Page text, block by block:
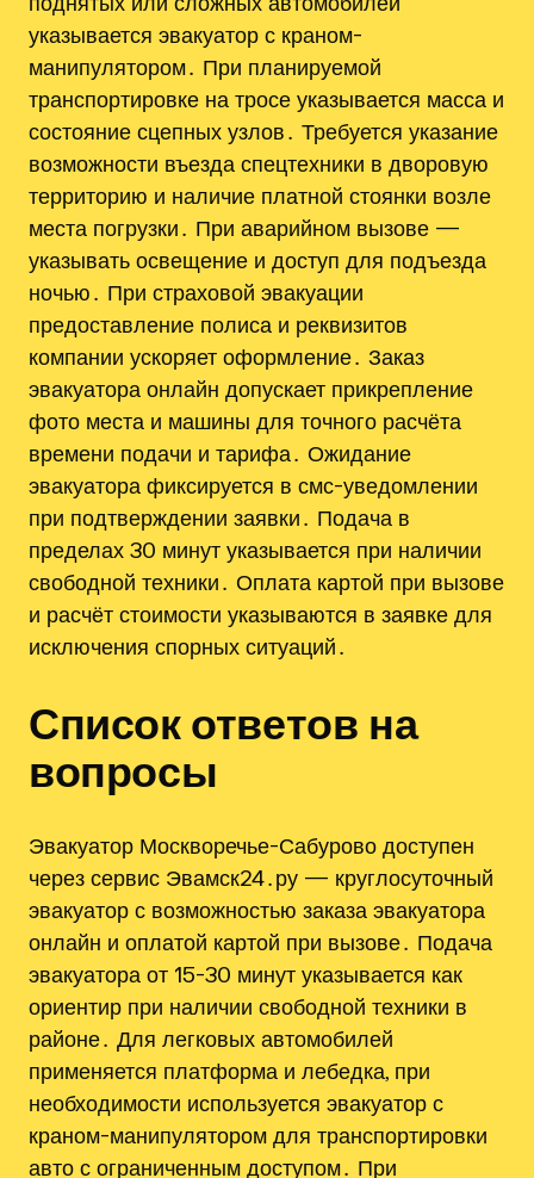
указывается эвакуатор с краном-
манипулятором․ При планируемой
транспортировке на тросе указывается масса и
состояние сцепных узлов․ Требуется указание
возможности въезда спецтехники в дворовую
территорию и наличие платной стоянки возле
места погрузки․ При аварийном вызове —
указывать освещение и доступ для подъезда
ночью․ При страховой эвакуации
предоставление полиса и реквизитов
компании ускоряет оформление․ Заказ
эвакуатора онлайн допускает прикрепление
фото места и машины для точного расчёта
времени подачи и тарифа․ Ожидание
эвакуатора фиксируется в смс-уведомлении
при подтверждении заявки․ Подача в
пределах 30 минут указывается при наличии
свободной техники․ Оплата картой при вызове
и расчёт стоимости указываются в заявке для
исключения спорных ситуаций․
Список ответов на
вопросы
Эвакуатор Москворечье-Сабурово доступен
через сервис Эвамск24․ру — круглосуточный
эвакуатор с возможностью заказа эвакуатора
онлайн и оплатой картой при вызове․ Подача
эвакуатора от 15-30 минут указывается как
ориентир при наличии свободной техники в
районе․ Для легковых автомобилей
применяется платформа и лебедка, при
необходимости используется эвакуатор с
краном-манипулятором для транспортировки
авто с ограниченным доступом․ При